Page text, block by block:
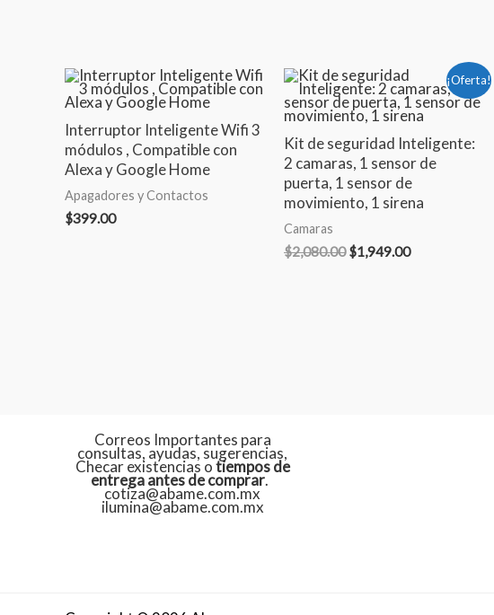
Interruptor Inteligente Wifi 3
módulos , Compatible con
Alexa y Google Home
Apagadores y Contactos
$399.00
¡Oferta!
Kit de seguridad Inteligente:
2 camaras, 1 sensor de
puerta, 1 sensor de
movimiento, 1 sirena
Camaras
$2,080.00
El
precio
original
era:
$2,080.00.
$1,949.00
precio
actual
es:
$1,949.00.
Correos Importantes para
consultas, ayudas, sugerencias,
Checar existencias otiempos de
entrega antes de comprar.
cotiza@abame.com.mx
ilumina@abame.com.mx